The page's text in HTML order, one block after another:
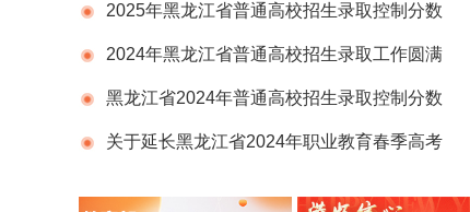
结束2025年黑龙江省普通高校招生录取控制分数
线划定2024年黑龙江省普通高校招生录取工作圆满
结束黑龙江省2024年普通高校招生录取控制分数
线划定关于延长黑龙江省2024年职业教育春季高考